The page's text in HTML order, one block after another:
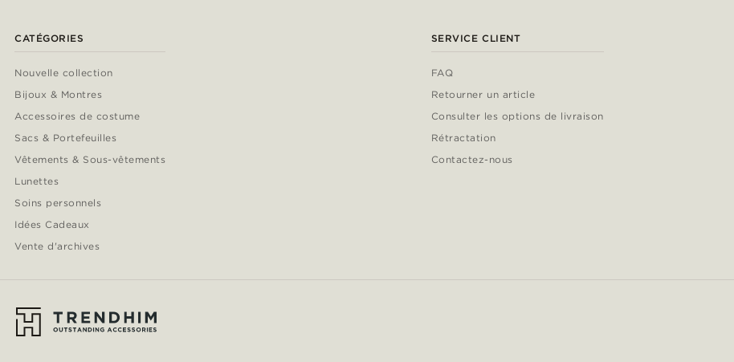
CATÉGORIES
Nouvelle collection
Bijoux & Montres
Accessoires de costume
Sacs & Portefeuilles
Vêtements & Sous-vêtements
Lunettes
Soins personnels
Idées Cadeaux
Vente d'archives
SERVICE CLIENT
FAQ
Retourner un article
Consulter les options de livraison
Rétractation
Contactez-nous